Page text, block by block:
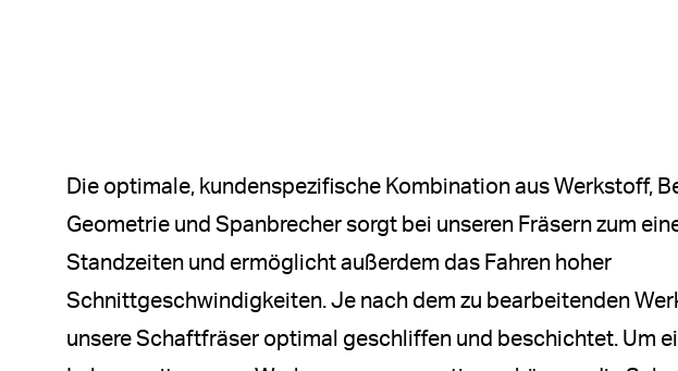
Die optimale, kundenspezifische Kombination aus Werkstoff,
Geometrie und Spanbrecher sorgt bei unseren Fräsern zum
Standzeiten und ermöglicht außerdem das Fahren hoher
Schnittgeschwindigkeiten. Je nach dem zu bearbeitenden
unsere Schaftfräser optimal geschliffen und beschichtet. Um